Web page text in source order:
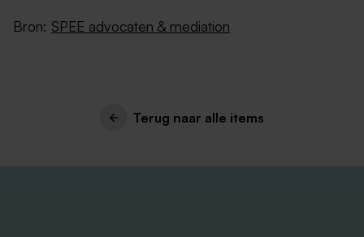
Bron: SPEE advocaten & mediation
Terug naar alle items